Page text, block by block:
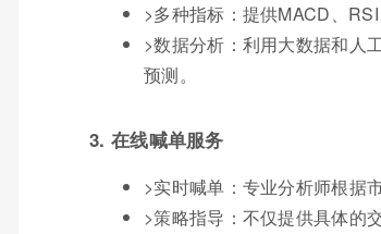
>多种指标：提供MACD、
>数据分析：利用大数据和人
预测。
3. 在线喊单服务
>实时喊单：专业分析师根据
>策略指导：不仅提供具体的